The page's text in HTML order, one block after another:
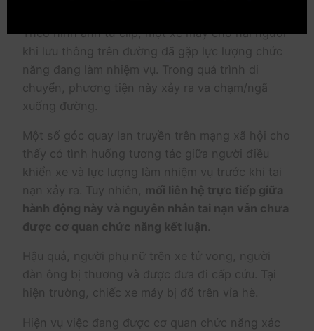
Theo hình ảnh từ clip, một xe máy chở hai người
khi lưu thông trên đường đã gặp lực lượng chức
năng đang làm nhiệm vụ. Trong quá trình di
chuyển, phương tiện này xảy ra va chạm/ngã
xuống đường.
Một số góc quay lan truyền trên mạng xã hội cho
thấy có tình huống tương tác giữa người điều
khiển xe và lực lượng làm nhiệm vụ trước khi tai
nạn xảy ra. Tuy nhiên, mối liên hệ trực tiếp giữa
hành động này và nguyên nhân tai nạn vẫn chưa
được cơ quan chức năng kết luận.
Hậu quả, người phụ nữ trên xe tử vong, người
đàn ông bị thương và được đưa đi cấp cứu. Tại
hiện trường, chiếc xe máy bị đổ trên vỉa hè.
Hiện vụ việc đang được cơ quan chức năng xác